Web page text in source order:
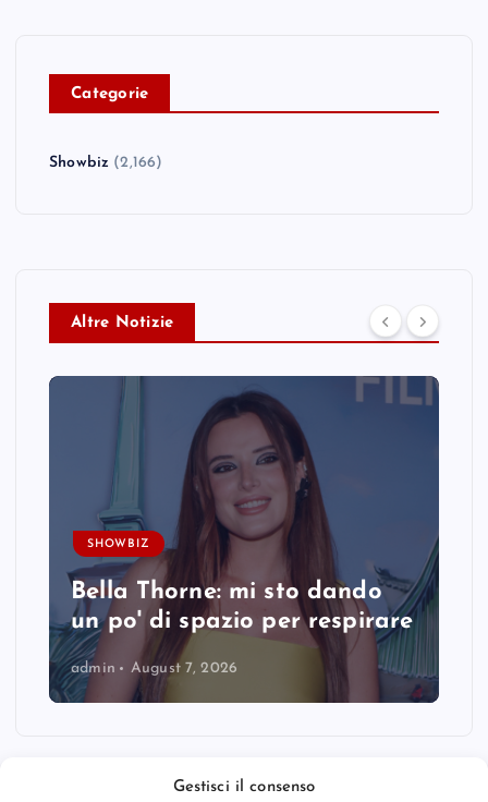
Gestisci il consenso
Categorie
Showbiz (2,166)
Altre Notizie
SHOWBIZ
Bella Thorne: mi sto dando
un po' di spazio per respirare
admin August 7, 2026